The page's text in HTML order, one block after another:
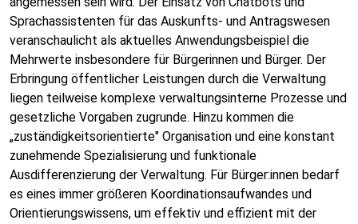
Sprachassistenten für das Auskunfts- und Antragswesen
veranschaulicht als aktuelles Anwendungsbeispiel die
Mehrwerte insbesondere für Bürgerinnen und Bürger. Der
Erbringung öffentlicher Leistungen durch die Verwaltung
liegen teilweise komplexe verwaltungsinterne Prozesse und
gesetzliche Vorgaben zugrunde. Hinzu kommen die
„zuständigkeitsorientierte" Organisation und eine konstant
zunehmende Spezialisierung und funktionale
Ausdifferenzierung der Verwaltung. Für Bürger:innen bedarf
es eines immer größeren Koordinationsaufwandes und
Orientierungswissens, um effektiv und effizient mit der